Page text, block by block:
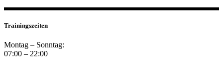
Trainingszeiten
Montag – Sonntag:
07:00 – 22:00